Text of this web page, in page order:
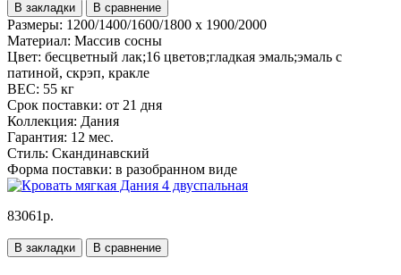
В закладки
В сравнение
Размеры: 1200/1400/1600/1800 x 1900/2000
Материал: Массив сосны
Цвет: бесцветный лак;16 цветов;гладкая эмаль;эмаль с
патиной, скрэп, кракле
ВЕС: 55 кг
Срок поставки: от 21 дня
Коллекция: Дания
Гарантия: 12 мес.
Стиль: Скандинавский
Форма поставки: в разобранном виде
83061р.
В закладки В сравнение